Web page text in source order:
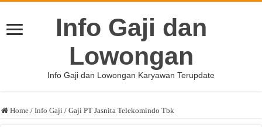
Info Gaji dan
Lowongan
Info Gaji dan Lowongan Karyawan Terupdate
Home / Info Gaji / Gaji PT Jasnita Telekomindo Tbk